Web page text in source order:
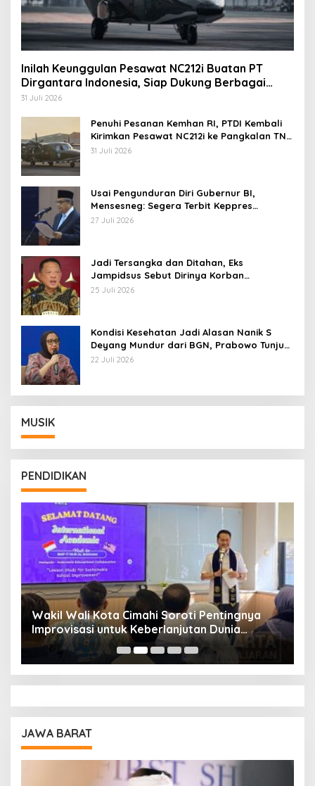
Inilah Keunggulan Pesawat NC212i Buatan PT
Dirgantara Indonesia, Siap Dukung Berbagai
Operasi TNI
31 Juli 2026
Penuhi Pesanan Kemhan RI, PTDI Kembali
Kirimkan Pesawat NC212i ke Pangkalan TNI
AU
31 Juli 2026
Usai Pengunduran Diri Gubernur BI,
Mensesneg: Segera Terbit Keppres
Pemberhentian dengan Hormat
27 Juli 2026
Jadi Tersangka dan Ditahan, Eks
Jampidsus Sebut Dirinya Korban
Kriminalisasi
25 Juli 2026
Kondisi Kesehatan Jadi Alasan Nanik S
Deyang Mundur dari BGN, Prabowo Tunjuk
Wamentan Sudaryono
22 Juli 2026
MUSIK
PENDIDIKAN
Wakil Wali Kota Cimahi Soroti Pentingnya
Improvisasi untuk Keberlanjutan Dunia
Pendidikan
JAWA BARAT